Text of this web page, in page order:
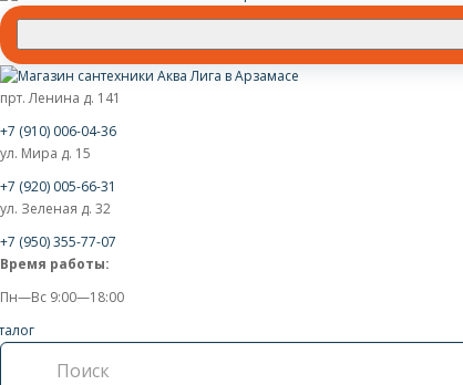
прт. Ленина д. 141
+7 (910) 006-04-36
ул. Мира д. 15
+7 (920) 005-66-31
ул. Зеленая д. 32
+7 (950) 355-77-07
Время работы:
Пн—Вс 9:00—18:00